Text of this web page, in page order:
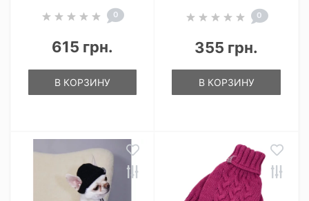
0
615 грн.
В КОРЗИНУ
0
355 грн.
В КОРЗИНУ